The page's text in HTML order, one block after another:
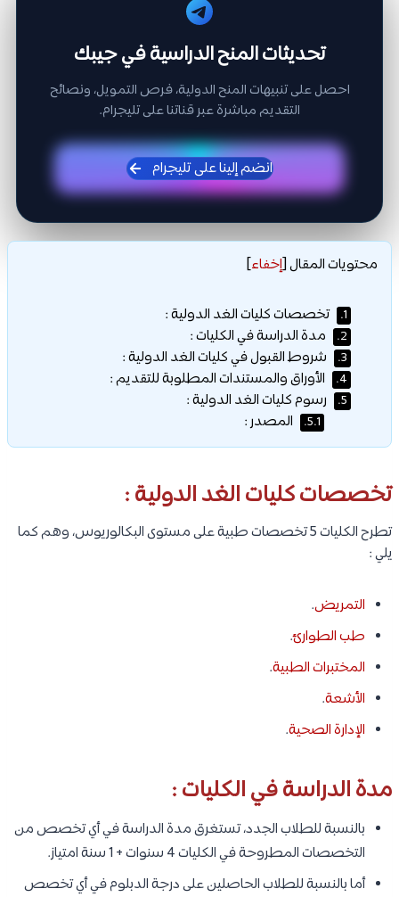
تحديثات المنح الدراسية في جيبك
احصل على تنبيهات المنح الدولية، فرص التمويل، ونصائح
التقديم مباشرة عبر قناتنا على تليجرام.
انضم إلينا على تليجرام
محتويات المقال[إخفاء]
1. تخصصات كليات الغد الدولية :
2. مدة الدراسة في الكليات :
3. شروط القبول في كليات الغد الدولية :
4. الأوراق والمستندات المطلوبة للتقديم :
5. رسوم كليات الغد الدولية :
5.1. المصدر :
تخصصات كليات الغد الدولية :
تطرح الكليات 5 تخصصات طبية على مستوى البكالوريوس، وهم كما
يلي :
التمريض.
طب الطوارئ.
المختبرات الطبية.
الأشعة.
الإدارة الصحية.
مدة الدراسة في الكليات :
بالنسبة للطلاب الجدد، تستغرق مدة الدراسة في أي تخصص من
التخصصات المطروحة في الكليات 4 سنوات + 1 سنة امتياز.
أما بالنسبة للطلاب الحاصلين على درجة الدبلوم في أي تخصص